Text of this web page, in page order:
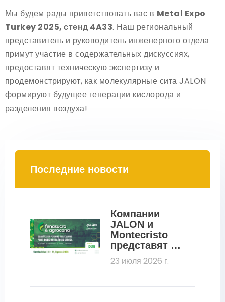
Мы будем рады приветствовать вас в Metal Expo
Turkey 2025, стенд 4A33. Наш региональный
представитель и руководитель инженерного отдела
примут участие в содержательных дискуссиях,
предоставят техническую экспертизу и
продемонстрируют, как молекулярные сита JALON
формируют будущее генерации кислорода и
разделения воздуха!
Последние новости
Компании
JALON и
Montecristo
представят на
выставке
Fenasucro
молекулярные
23 июля 2026 г.